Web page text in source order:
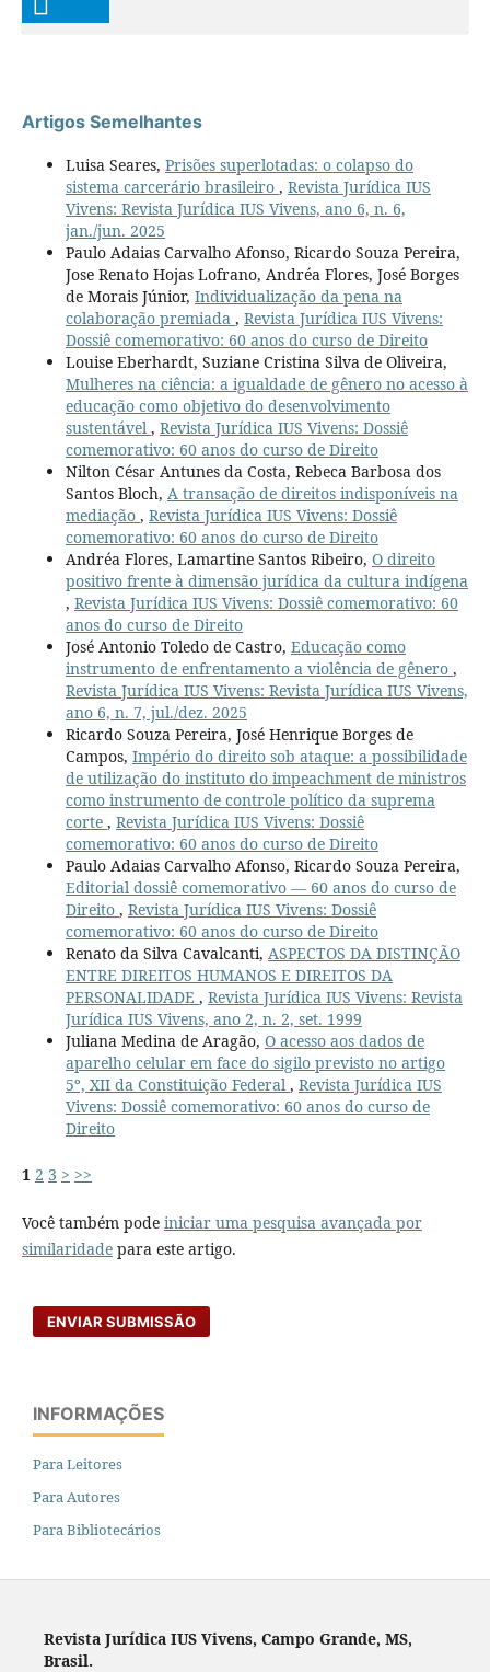
Artigos Semelhantes
Luisa Seares, Prisões superlotadas: o colapso do
sistema carcerário brasileiro , Revista Jurídica IUS
Vivens: Revista Jurídica IUS Vivens, ano 6, n. 6,
jan./jun. 2025
Paulo Adaias Carvalho Afonso, Ricardo Souza Pereira,
Jose Renato Hojas Lofrano, Andréa Flores, José Borges
de Morais Júnior, Individualização da pena na
colaboração premiada , Revista Jurídica IUS Vivens:
Dossiê comemorativo: 60 anos do curso de Direito
Louise Eberhardt, Suziane Cristina Silva de Oliveira,
Mulheres na ciência: a igualdade de gênero no acesso à
educação como objetivo do desenvolvimento
sustentável , Revista Jurídica IUS Vivens: Dossiê
comemorativo: 60 anos do curso de Direito
Nilton César Antunes da Costa, Rebeca Barbosa dos
Santos Bloch, A transação de direitos indisponíveis na
mediação , Revista Jurídica IUS Vivens: Dossiê
comemorativo: 60 anos do curso de Direito
Andréa Flores, Lamartine Santos Ribeiro, O direito
positivo frente à dimensão jurídica da cultura indígena
, Revista Jurídica IUS Vivens: Dossiê comemorativo: 60
anos do curso de Direito
José Antonio Toledo de Castro, Educação como
instrumento de enfrentamento a violência de gênero ,
Revista Jurídica IUS Vivens: Revista Jurídica IUS Vivens,
ano 6, n. 7, jul./dez. 2025
Ricardo Souza Pereira, José Henrique Borges de
Campos, Império do direito sob ataque: a possibilidade
de utilização do instituto do impeachment de ministros
como instrumento de controle político da suprema
corte , Revista Jurídica IUS Vivens: Dossiê
comemorativo: 60 anos do curso de Direito
Paulo Adaias Carvalho Afonso, Ricardo Souza Pereira,
Editorial dossiê comemorativo — 60 anos do curso de
Direito , Revista Jurídica IUS Vivens: Dossiê
comemorativo: 60 anos do curso de Direito
Renato da Silva Cavalcanti, ASPECTOS DA DISTINÇÃO
ENTRE DIREITOS HUMANOS E DIREITOS DA
PERSONALIDADE , Revista Jurídica IUS Vivens: Revista
Jurídica IUS Vivens, ano 2, n. 2, set. 1999
Juliana Medina de Aragão, O acesso aos dados de
aparelho celular em face do sigilo previsto no artigo
5º, XII da Constituição Federal , Revista Jurídica IUS
Vivens: Dossiê comemorativo: 60 anos do curso de
Direito
1 2 3 > >>
Você também pode iniciar uma pesquisa avançada por
similaridadepara este artigo.
ENVIAR SUBMISSÃO
INFORMAÇÕES
Para Leitores
Para Autores
Para Bibliotecários
Revista Jurídica IUS Vivens, Campo Grande, MS,
Brasil.